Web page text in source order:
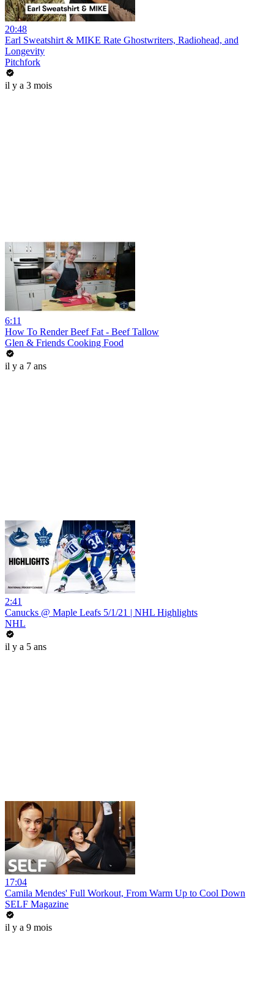
20:48
Earl Sweatshirt & MIKE Rate Ghostwriters, Radiohead, and
Longevity
Pitchfork
il y a 3 mois
6:11
How To Render Beef Fat - Beef Tallow
Glen & Friends Cooking Food
il y a 7 ans
2:41
Canucks @ Maple Leafs 5/1/21 | NHL Highlights
NHL
il y a 5 ans
17:04
Camila Mendes' Full Workout, From Warm Up to Cool Down
SELF Magazine
il y a 9 mois